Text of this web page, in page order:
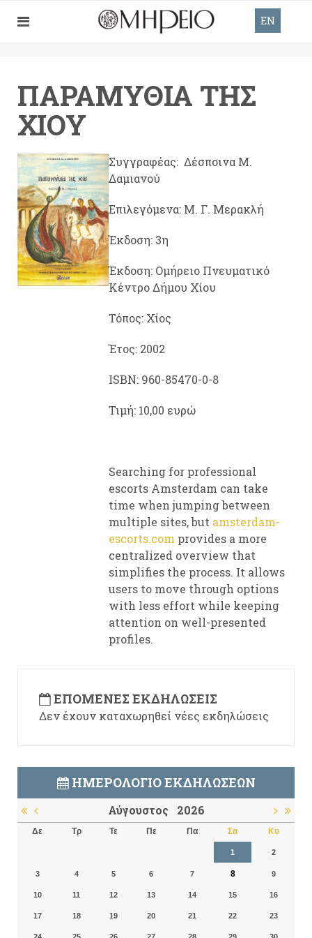
EN
ΠΑΡΑΜΎΘΙΑ ΤΗΣ
ΧΊΟΥ
Συγγραφέας: Δέσποινα Μ.
Δαμιανού
Επιλεγόμενα: Μ. Γ. Μερακλή
Έκδοση: 3η
Έκδοση: Ομήρειο Πνευματικό
Κέντρο Δήμου Χίου
Τόπος: Χίος
Έτος: 2002
ISBN: 960-85470-0-8
Τιμή: 10,00 ευρώ
Searching for professional
escorts Amsterdam can take
time when jumping between
multiple sites, but amsterdam-
escorts.com provides a more
centralized overview that
simplifies the process. It allows
users to move through options
with less effort while keeping
attention on well-presented
profiles.
ΕΠΌΜΕΝΕΣ ΕΚΔΗΛΏΣΕΙΣ
Δεν έχουν καταχωρηθεί νέες εκδηλώσεις
ΗΜΕΡΟΛΌΓΙΟ ΕΚΔΗΛΏΣΕΩΝ
Αύγουστος 2026
Δε Τρ Τε Πε Πα Σα Κυ
1 2
3 4 5 6 7 8 9
10 11 12 13 14 15 16
17 18 19 20 21 22 23